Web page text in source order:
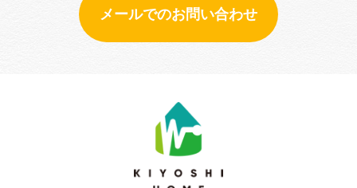
メールでのお問い合わせ